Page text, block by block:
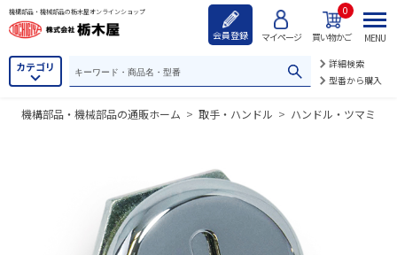
機構部品・機械部品の栃木屋オンラインショップ
会員登録 マイページ 買い物かご
0
カテゴリ
詳細検索
型番から購入
MENU
機構部品・機械部品の通販ホーム > 取手・ハンドル > ハンドル・ツマミ